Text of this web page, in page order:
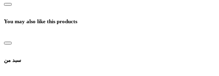
You may also like this products
سبد من